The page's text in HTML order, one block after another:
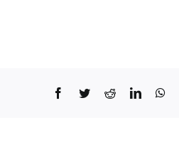
Facebook
TwitterReddit